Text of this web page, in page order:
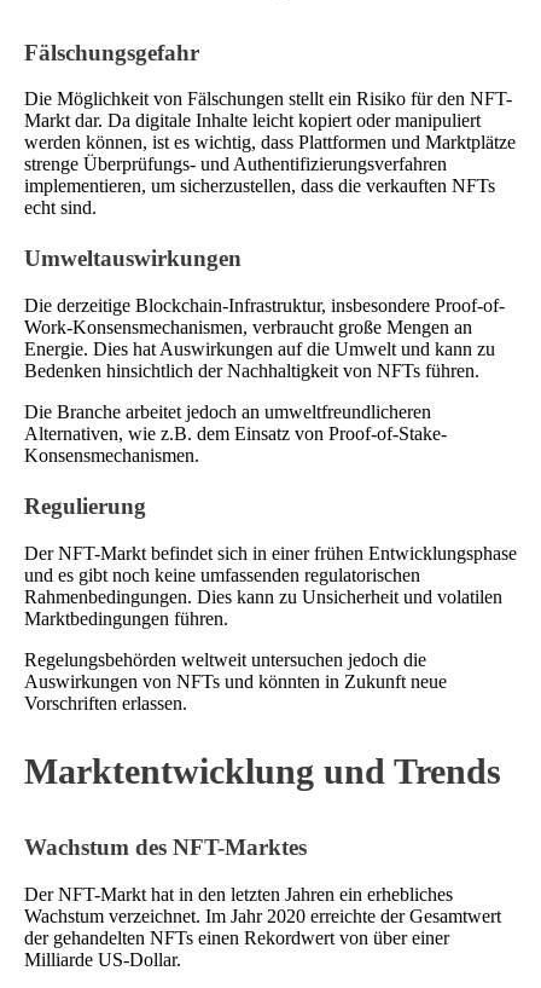
Fälschungsgefahr
Die Möglichkeit von Fälschungen stellt ein Risiko für den NFT-
Markt dar. Da digitale Inhalte leicht kopiert oder manipuliert
werden können, ist es wichtig, dass Plattformen und Marktplätze
strenge Überprüfungs- und Authentifizierungsverfahren
implementieren, um sicherzustellen, dass die verkauften NFTs
echt sind.
Umweltauswirkungen
Die derzeitige Blockchain-Infrastruktur, insbesondere Proof-of-
Work-Konsensmechanismen, verbraucht große Mengen an
Energie. Dies hat Auswirkungen auf die Umwelt und kann zu
Bedenken hinsichtlich der Nachhaltigkeit von NFTs führen.
Die Branche arbeitet jedoch an umweltfreundlicheren
Alternativen, wie z.B. dem Einsatz von Proof-of-Stake-
Konsensmechanismen.
Regulierung
Der NFT-Markt befindet sich in einer frühen Entwicklungsphase
und es gibt noch keine umfassenden regulatorischen
Rahmenbedingungen. Dies kann zu Unsicherheit und volatilen
Marktbedingungen führen.
Regelungsbehörden weltweit untersuchen jedoch die
Auswirkungen von NFTs und könnten in Zukunft neue
Vorschriften erlassen.
Marktentwicklung und Trends
Wachstum des NFT-Marktes
Der NFT-Markt hat in den letzten Jahren ein erhebliches
Wachstum verzeichnet. Im Jahr 2020 erreichte der Gesamtwert
der gehandelten NFTs einen Rekordwert von über einer
Milliarde US-Dollar.